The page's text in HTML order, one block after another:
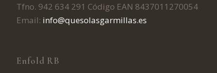
Tfno. 942 634 291 Código EAN 8437011270054
Email: info@quesolasgarmillas.es
Enfold RB